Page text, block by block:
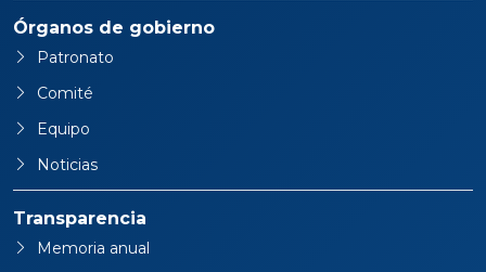
Órganos de gobierno
Patronato
Comité
Equipo
Noticias
Transparencia
Memoria anual